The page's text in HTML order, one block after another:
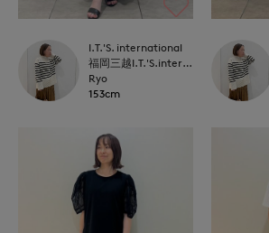
I.T.'S. international
福岡三越I.T.'S.international
Ryo
153cm